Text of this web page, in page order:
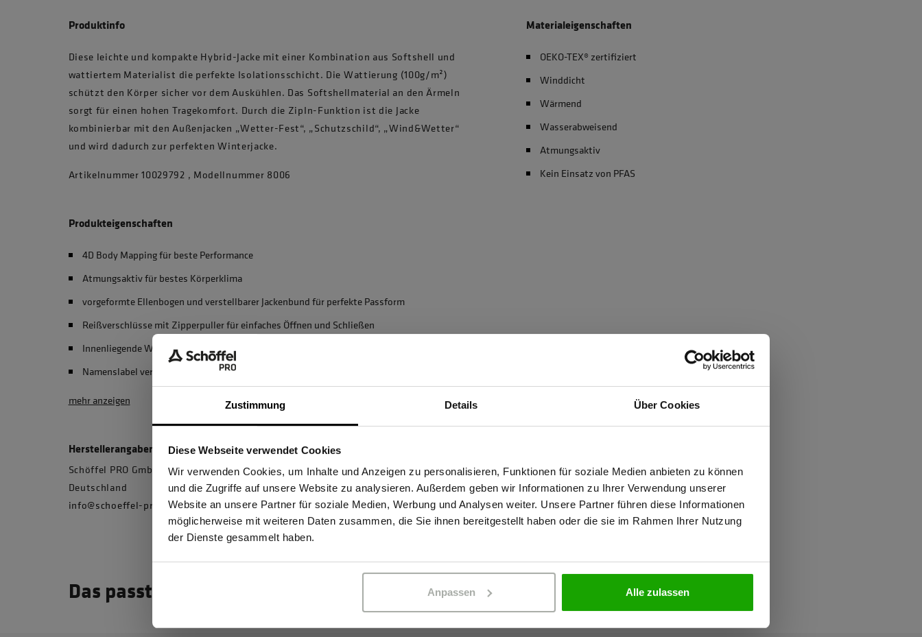
Zustimmung Details Über Cookies
Diese Webseite verwendet Cookies
Wir verwenden Cookies, um Inhalte und Anzeigen zu personalisieren, Funktionen für soziale Medien anbieten zu können
und die Zugriffe auf unsere Website zu analysieren. Außerdem geben wir Informationen zu Ihrer Verwendung unserer
Website an unsere Partner für soziale Medien, Werbung und Analysen weiter. Unsere Partner führen diese Informationen
möglicherweise mit weiteren Daten zusammen, die Sie ihnen bereitgestellt haben oder die sie im Rahmen Ihrer Nutzung
der Dienste gesammelt haben.
Anpassen Alle zulassen
Produktinfo
Diese leichte und kompakte Hybrid-Jacke mit einer Kombination aus Softshell und
wattiertem Materialist die perfekte Isolationsschicht. Die Wattierung (100g/m²)
schützt den Körper sicher vor dem Auskühlen. Das Softshellmaterial an den Ärmeln
sorgt für einen hohen Tragekomfort. Durch die ZipIn-Funktion ist die Jacke
kombinierbar mit den Außenjacken „Wetter-Fest“, „Schutzschild“, „Wind&Wetter“
und wird dadurch zur perfekten Winterjacke.
Artikelnummer 10029792 , Modellnummer 8006
Produkteigenschaften
4D Body Mapping für beste Performance
Atmungsaktiv für bestes Körperklima
vorgeformte Ellenbogen und verstellbarer Jackenbund für perfekte Passform
Reißverschlüsse mit Zipperpuller für einfaches Öffnen und Schließen
Innenliegende Windschutzleiste hinter Frontreißverschluss
Namenslabel verhindert Verwechslungen
mehr anzeigen
Herstellerangaben
Schöffel PRO GmbH, Albert-Einstein-Strasse 1, 86830 Schwabmünchen,
Deutschland
info@schoeffel-pro.com
Materialeigenschaften
OEKO-TEX® zertifiziert
Winddicht
Wärmend
Wasserabweisend
Atmungsaktiv
Kein Einsatz von PFAS
Das passt dazu
Sind Sie Gewerbetreibender?
Ich bestätige, dass ich Gewerbetreibender bin. Alle Preise werden netto ausgewiesen.
GEWERBETREIBENDER PRIVATPERSON